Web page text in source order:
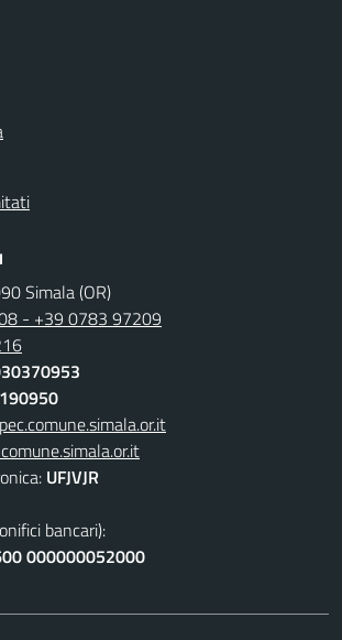
Simala (OR)
- +39 0783 97209
UFJVJR
bancari):
000000052000